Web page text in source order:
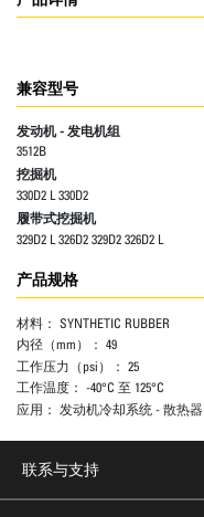
兼容型号
发动机 - 发电机组
3512B
挖掘机
330D2 L 330D2
履带式挖掘机
329D2 L 326D2 329D2 326D2 L
产品规格
材料： SYNTHETIC RUBBER
内径（mm）： 49
工作压力（psi）： 25
工作温度： -40°C 至 125°C
应用： 发动机冷却系统 - 散热器
联系与支持